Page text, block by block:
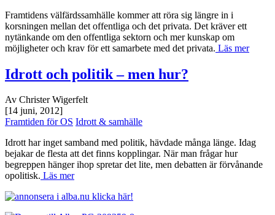
Framtidens välfärdssamhälle kommer att röra sig längre in i
korsningen mellan det offentliga och det privata. Det kräver ett
nytänkande om den offentliga sektorn och mer kunskap om
möjligheter och krav för ett samarbete med det privata. Läs mer
Idrott och politik – men hur?
Av Christer Wigerfelt
[14 juni, 2012]
Framtiden för OS Idrott & samhälle
Idrott har inget samband med politik, hävdade många länge. Idag
bejakar de flesta att det finns kopplingar. När man frågar hur
begreppen hänger ihop spretar det lite, men debatten är förvånande
opolitisk. Läs mer